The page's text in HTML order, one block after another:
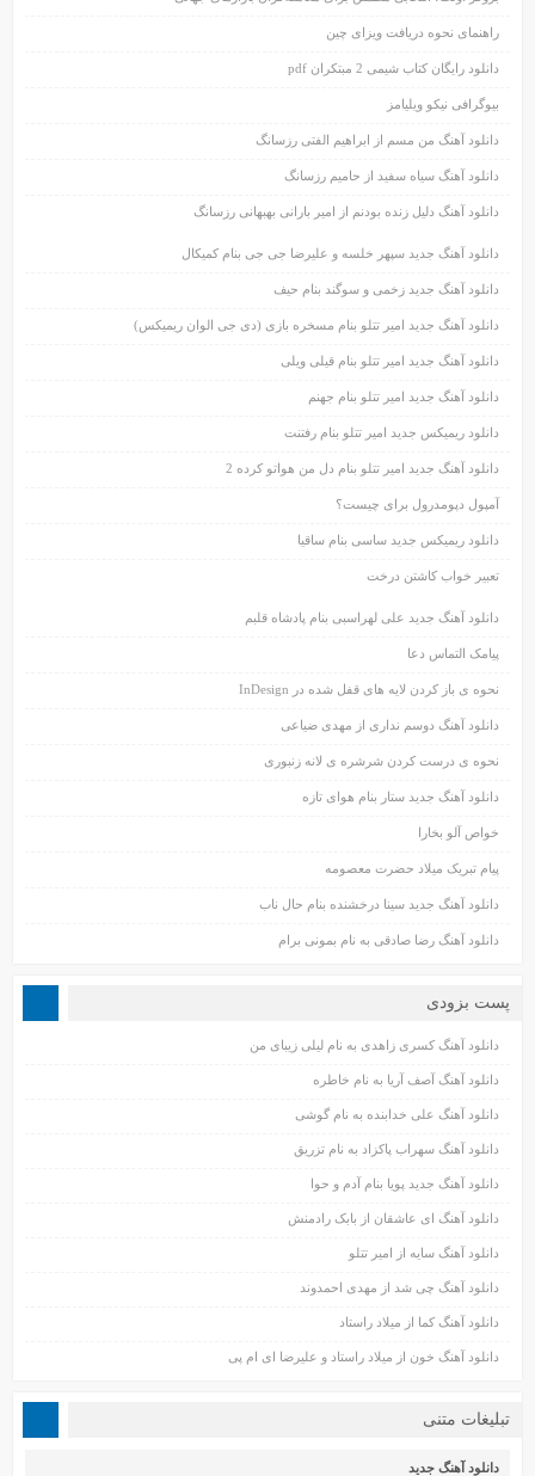
راهنمای نحوه دریافت ویزای چین
دانلود رایگان کتاب شیمی 2 مبتکران pdf
بیوگرافی نیکو ویلیامز
دانلود آهنگ من مسم از ابراهیم الفتی رزسانگ
دانلود آهنگ سیاه سفید از حامیم رزسانگ
دانلود آهنگ دلیل زنده بودنم از امیر بارانی بهبهانی رزسانگ
دانلود آهنگ جدید سپهر خلسه و علیرضا جی جی بنام کمیکال
دانلود آهنگ جدید زخمی و سوگند بنام حیف
دانلود آهنگ جدید امیر تتلو بنام مسخره بازی (دی جی الوان ریمیکس)
دانلود آهنگ جدید امیر تتلو بنام قیلی ویلی
دانلود آهنگ جدید امیر تتلو بنام جهنم
دانلود ریمیکس جدید امیر تتلو بنام رفتنت
دانلود آهنگ جدید امیر تتلو بنام دل من هواتو کرده 2
آمپول دپومدرول برای چیست؟
دانلود ریمیکس جدید ساسی بنام ساقیا
تعبیر خواب کاشتن درخت
دانلود آهنگ جدید علی لهراسبی بنام پادشاه قلبم
پیامک التماس دعا
نحوه ی باز کردن لایه های قفل شده در InDesign
دانلود آهنگ دوسم نداری از مهدی ضیاعی
نحوه ی درست کردن شرشره ی لانه زنبوری
دانلود آهنگ جدید ستار بنام هوای تازه
خواص آلو بخارا
پیام تبریک میلاد حضرت معصومه
دانلود آهنگ جدید سینا درخشنده بنام حال ناب
دانلود آهنگ رضا صادقی به نام بمونی برام
پست بزودی
دانلود آهنگ کسری زاهدی به نام لیلی زیبای من
دانلود آهنگ آصف آریا به نام خاطره
دانلود آهنگ علی خدابنده به نام گوشی
دانلود آهنگ سهراب پاکزاد به نام تزریق
دانلود آهنگ جدید پویا بنام آدم و حوا
دانلود آهنگ ای عاشقان از بابک رادمنش
دانلود آهنگ سایه از امیر تتلو
دانلود آهنگ چی شد از مهدی احمدوند
دانلود آهنگ کما از میلاد راستاد
دانلود آهنگ خون از میلاد راستاد و علیرضا ای ام پی
تبلیغات متنی
دانلود آهنگ جدید